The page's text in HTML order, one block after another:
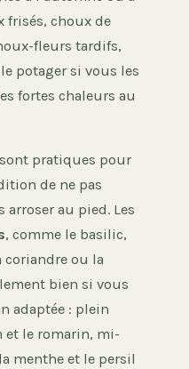
frisés, choux de
fleurs tardifs,
potager si vous les
fortes chaleurs au
sont pratiques pour
de ne pas
arroser au pied. Les
, comme le basilic,
ou la
bien si vous
adaptée : plein
le romarin, mi-
menthe et le persil